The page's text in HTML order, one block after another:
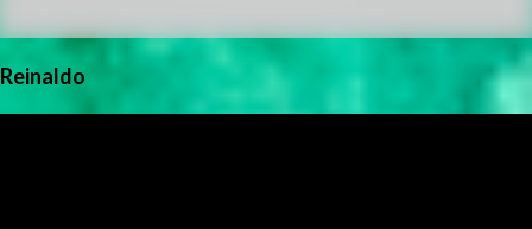
Reinaldo